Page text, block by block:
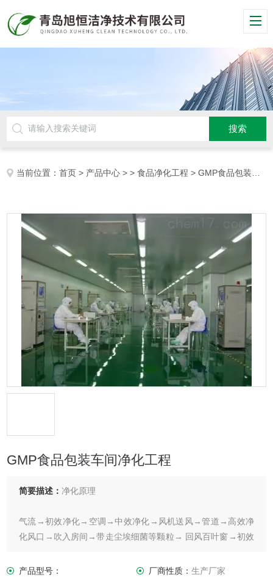
当前位置：首页 > 产品中心 > >食品净化工程 > GMP食品包装车间净化工程
GMP食品包装车间净化工程
简要描述：净化原理
气流→初效净化→空调→中效净化→风机送风→管道→高效净
化风口→吹入房间→带走尘埃细菌等颗粒→ 回风百叶窗→初效
产品型号：
厂商性质： 生产厂家